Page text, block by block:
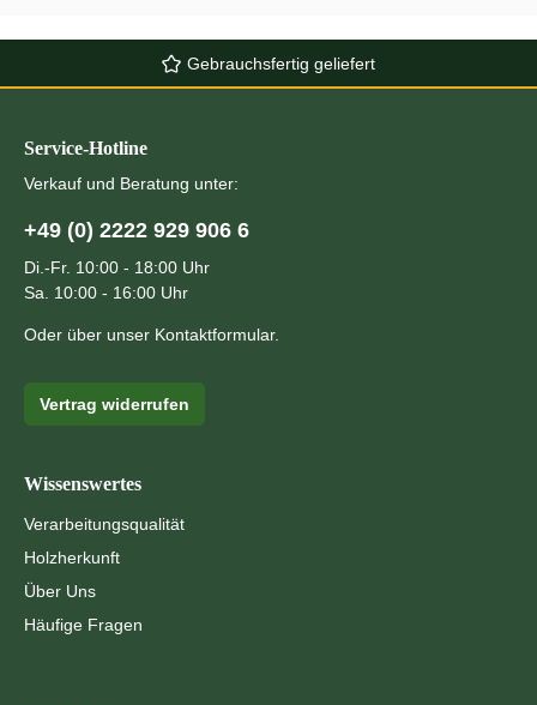
Gebrauchsfertig geliefert
Service-Hotline
Verkauf und Beratung unter:
+49 (0) 2222 929 906 6
Di.-Fr. 10:00 - 18:00 Uhr
Sa. 10:00 - 16:00 Uhr
Oder über unser Kontaktformular.
Vertrag widerrufen
Wissenswertes
Verarbeitungsqualität
Holzherkunft
Über Uns
Häufige Fragen